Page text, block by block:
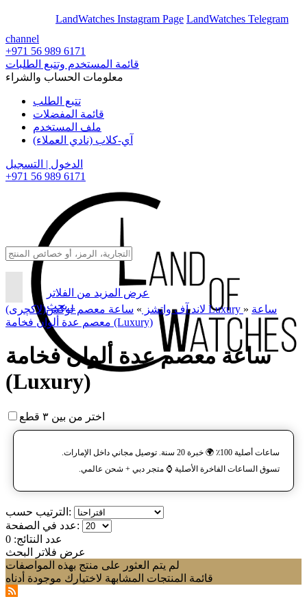
LandWatches Instagram Page LandWatches Telegram
channel
+971 56 989 6171
قائمة المستخدم وتتبع الطلبات
معلومات الحساب والشراء
تتبع الطلب
قائمة المفضلات
ملف المستخدم
آي-كلاب (نادي العملاء)
الدخول | التسجيل
+971 56 989 6171
عرض المزيد من الفلاتر
بحث...
لاند آف واتشز » ساعة معصم لوکس(لاکچری) Luxury » ساعة
معصم عدة ألوان فخامة (Luxury)
ساعة معصم عدة ألوان فخامة
(Luxury)
اختر من بين ٣ قطع
ساعات أصلية 100٪ 🌍 خبرة 20 سنة. توصيل مجاني داخل الإمارات.
تسوق الساعات الفاخرة الأصلية ⌚️ متجر دبي + شحن عالمي.
الترتيب حسب:
عدد في الصفحة:
عدد النتائج: 0
عرض فلاتر البحث
لم يتم العثور على منتج بهذه المواصفات
قائمة المنتجات المشابهة لاختيارك موجودة أدناه